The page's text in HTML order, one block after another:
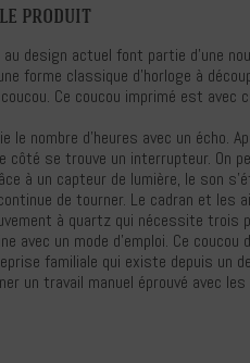
produit
design actuel font partie d'une
forme classique d'horloge à
Ce coucou imprimé est avec
le nombre d'heures avec un écho.
côté se trouve un interrupteur. On
à un capteur de lumière, le son
de tourner. Le cadran et les
à quartz qui nécessite trois
avec un mode d'emploi. Ce
familiale qui existe depuis un
un travail manuel éprouvé avec